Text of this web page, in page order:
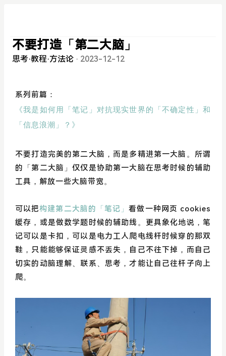
不要打造「第二大脑」
思考·教程·方法论 · 2023-12-12
系列前篇：
《我是如何用「笔记」对抗现实世界的「不确定性」和
「信息浪潮」？ 》
不要打造完美的第二大脑，而是多精进第一大脑。所谓
的「第二大脑」仅仅是协助第一大脑在思考时候的辅助
工具，解放一些大脑带宽。
可以把构建第二大脑的「笔记」看做一种网页 cookies
缓存，或是做数学题时候的辅助线。更具象化地说，笔
记可以是卡扣，可以是电力工人爬电线杆时候穿的那双
鞋，只能能够保证灵感不丢失，自己不往下掉，而自己
切实的动脑理解、联系、思考，才能让自己往杆子向上
爬。